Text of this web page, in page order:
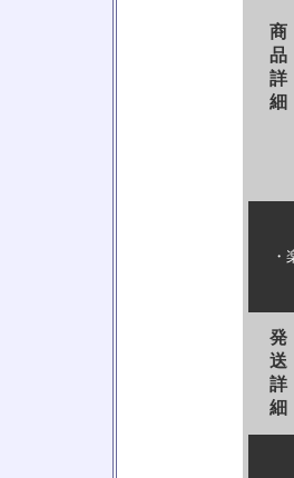
商
品
詳
細
・
発
送
詳
細